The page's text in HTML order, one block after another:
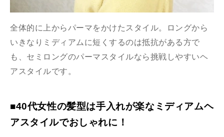
全体的に上からパーマをかけたスタイル。ロングから
いきなりミディアムに短くするのは抵抗がある方で
も、セミロングのパーマスタイルなら挑戦しやすいヘ
アスタイルです。
■40代女性の髪型は手入れが楽なミディアムヘ
アスタイルでおしゃれに！